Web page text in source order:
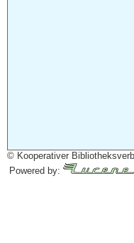
© Kooperativer
Powered by: